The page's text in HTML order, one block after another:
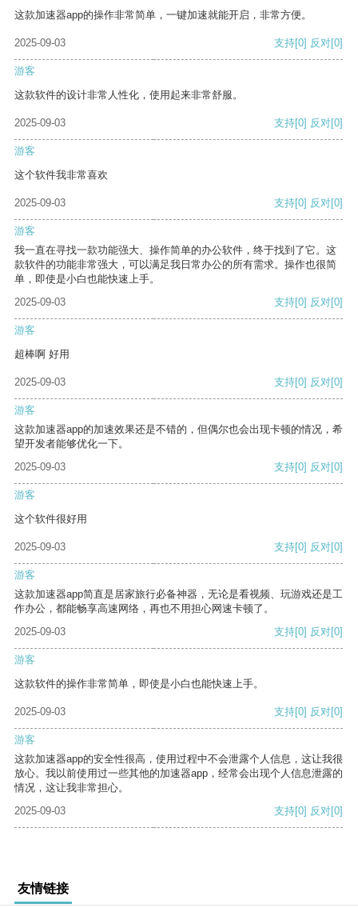
这款加速器app的操作非常简单，一键加速就能开启，非常方便。
2025-09-03 支持[0] 反对[0]
游客
这款软件的设计非常人性化，使用起来非常舒服。
2025-09-03 支持[0] 反对[0]
游客
这个软件我非常喜欢
2025-09-03 支持[0] 反对[0]
游客
我一直在寻找一款功能强大、操作简单的办公软件，终于找到了它。这
款软件的功能非常强大，可以满足我日常办公的所有需求。操作也很简
单，即使是小白也能快速上手。
2025-09-03
支持[0] 反对[0]
游客
超棒啊 好用
2025-09-03 支持[0] 反对[0]
游客
这款加速器app的加速效果还是不错的，但偶尔也会出现卡顿的情况，希
望开发者能够优化一下。
2025-09-03
支持[0] 反对[0]
游客
这个软件很好用
2025-09-03 支持[0] 反对[0]
游客
这款加速器app简直是居家旅行必备神器，无论是看视频、玩游戏还是工
作办公，都能畅享高速网络，再也不用担心网速卡顿了。
2025-09-03
支持[0] 反对[0]
游客
这款软件的操作非常简单，即使是小白也能快速上手。
2025-09-03 支持[0] 反对[0]
游客
这款加速器app的安全性很高，使用过程中不会泄露个人信息，这让我很
放心。我以前使用过一些其他的加速器app，经常会出现个人信息泄露的
情况，这让我非常担心。
2025-09-03
支持[0] 反对[0]
友情链接